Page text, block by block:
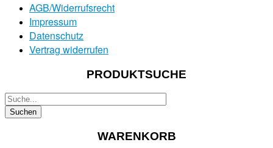
AGB/Widerrufsrecht
Impressum
Datenschutz
Vertrag widerrufen
PRODUKTSUCHE
WARENKORB